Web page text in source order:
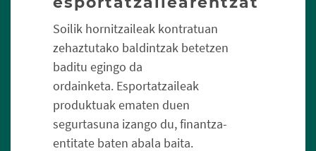
Soilik hornitzaileak kontratuan
zehaztutako baldintzak betetzen
baditu egingo da
ordainketa. Esportatzaileak
produktuak ematen duen
segurtasuna izango du, finantza-
entitate baten abala baita.